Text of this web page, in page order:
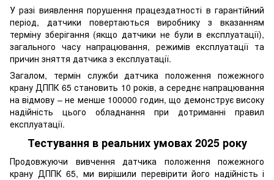
У разі виявлення порушення працездатності в гарантійний
період, датчики повертаються виробнику з вказанням
терміну зберігання (якщо датчики не були в експлуатації),
загального часу напрацювання, режимів експлуатації та
причин зняття датчика з експлуатації.
Загалом, термін служби датчика положення пожежного
крану ДППК 65 становить 10 років, а середнє напрацювання
на відмову – не менше 100000 годин, що демонструє високу
надійність цього обладнання при дотриманні правил
експлуатації.
Тестування в реальних умовах 2025 року
Продовжуючи вивчення датчика положення пожежного
крану ДППК 65, ми вирішили перевірити його надійність і